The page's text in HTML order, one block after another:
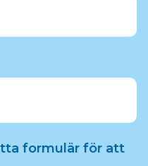
formulär för att